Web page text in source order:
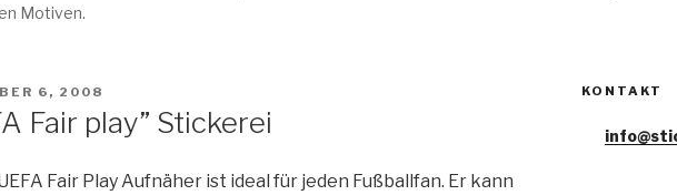
Motiven.
6, 2008
Fair play” Stickerei
Fair Play Aufnäher ist ideal für jeden Fußballfan. Er kann
KONTAKT